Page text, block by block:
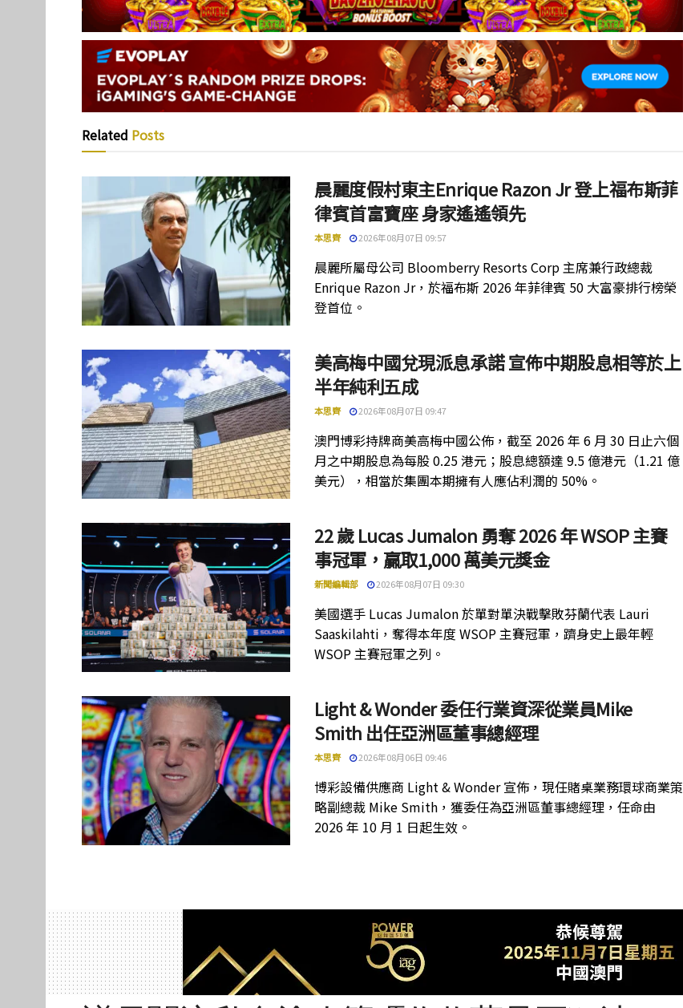
Related Posts
晨麗度假村東主Enrique Razon Jr 登上福布斯菲
律賓首富寶座 身家遙遙領先
本思齊 2026年08月07日 09:57
晨麗所屬母公司 Bloomberry Resorts Corp 主席兼行政總裁
Enrique Razon Jr，於福布斯 2026 年菲律賓 50 大富豪排行榜榮
登首位。
美高梅中國兌現派息承諾 宣佈中期股息相等於上
半年純利五成
本思齊 2026年08月07日 09:47
澳門博彩持牌商美高梅中國公佈，截至 2026 年 6 月 30 日止六個
月之中期股息為每股 0.25 港元；股息總額達 9.5 億港元（1.21 億
美元），相當於集團本期擁有人應佔利潤的 50%。
22 歲 Lucas Jumalon 勇奪 2026 年 WSOP 主賽
事冠軍，贏取1,000 萬美元獎金
新聞編輯部 2026年08月07日 09:30
美國選手 Lucas Jumalon 於單對單決戰擊敗芬蘭代表 Lauri
Saaskilahti，奪得本年度 WSOP 主賽冠軍，躋身史上最年輕
WSOP 主賽冠軍之列。
Light & Wonder 委任行業資深從業員Mike
Smith 出任亞洲區董事總經理
本思齊 2026年08月06日 09:46
博彩設備供應商 Light & Wonder 宣佈，現任賭桌業務環球商業策
略副總裁 Mike Smith，獲委任為亞洲區董事總經理，任命由
2026 年 10 月 1 日起生效。